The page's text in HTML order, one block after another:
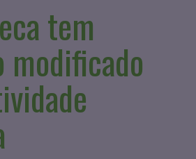
tem
modificado